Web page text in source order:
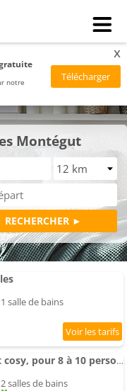
notre
x
Montégut
salle de bains
Gîte "Bel Ostal", esprit cosy, pour 8 à 10 personnes
salles de bains